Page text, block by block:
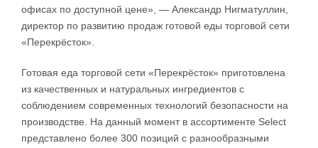
офисах по доступной цене», — Александр Нигматуллин,
директор по развитию продаж готовой еды торговой сети
«Перекрёсток».
Готовая еда торговой сети «Перекрёсток» приготовлена
из качественных и натуральных ингредиентов с
соблюдением современных технологий безопасности на
производстве. На данный момент в ассортименте Select
представлено более 300 позиций с разнообразными